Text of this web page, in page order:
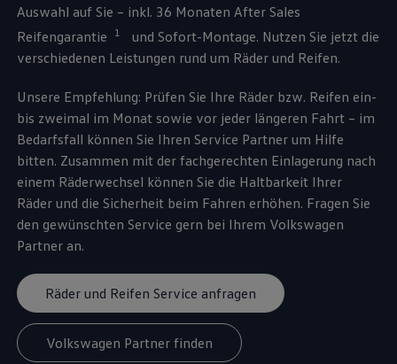
Auswahl auf Sie – inkl. 36 Monaten After Sales
Reifengarantie
1
und Sofort-Montage. Nutzen Sie jetzt die
verschiedenen Leistungen rund um Räder und Reifen.
Unsere Empfehlung: Prüfen Sie Ihre Räder bzw. Reifen ein-
bis zweimal im Monat sowie vor jeder längeren Fahrt – im
Bedarfsfall können Sie Ihren Service Partner um Hilfe
bitten. Zusammen mit der fachgerechten Einlagerung nach
einem Räderwechsel können Sie die Haltbarkeit Ihrer
Räder und die Sicherheit beim Fahren erhöhen. Fragen Sie
den gewünschten Service gern bei Ihrem Volkswagen
Partner an.
Räder und Reifen Service anfragen
Volkswagen Partner finden